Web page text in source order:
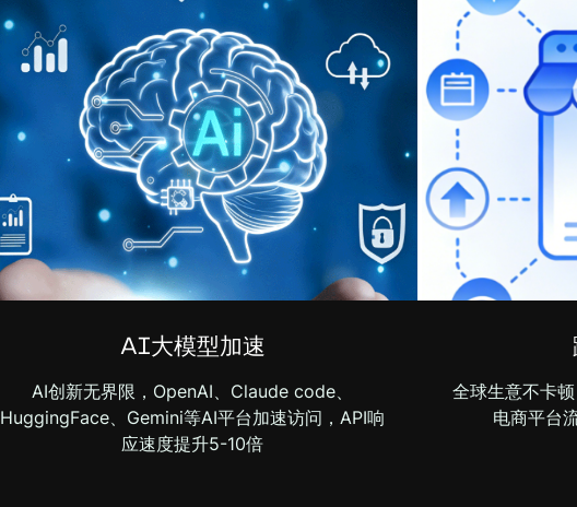
AI大模型加速
AI创新无界限，OpenAI、Claude code、
HuggingFace、Gemini等AI平台加速访问，API响
应速度提升5-10倍
全球生意不卡
电商平台